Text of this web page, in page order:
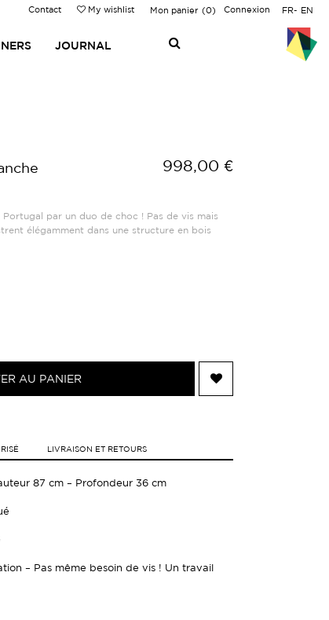
FR EN
Connexion
Mon panier 0
My wishlist
Contact
JOURNAL
998,00 €
par un duo de choc ! Pas de vis mais
élégamment dans une structure en bois
AU PANIER
LIVRAISON ET RETOURS
87 cm – Profondeur 36 cm
– Pas même besoin de vis ! Un travail